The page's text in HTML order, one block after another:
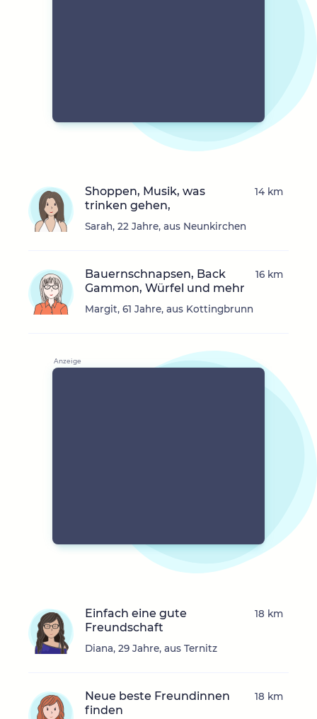
Shoppen, Musik, was
trinken gehen,
Sarah, 22 Jahre, aus Neunkirchen
14 km
Bauernschnapsen, Back
Gammon, Würfel und mehr
Margit, 61 Jahre, aus Kottingbrunn
16 km
Einfach eine gute
Freundschaft
Diana, 29 Jahre, aus Ternitz
18 km
Neue beste Freundinnen
finden
18 km